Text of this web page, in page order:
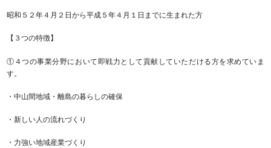
昭和５２年４月２日から平成５年４月１日までに生まれた方
【３つの特徴】
①４つの事業分野において即戦力として貢献していただける方を求めていま
す。
・中山間地域・離島の暮らしの確保
・新しい人の流れづくり
・力強い地域産業づくり